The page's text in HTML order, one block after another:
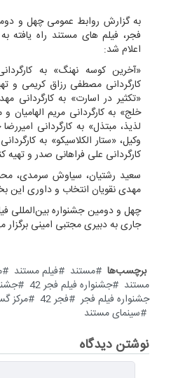
به گزارش روابط عمومی چهل و
فجر، فیلم های مستند راه
اعلام شد:
«آخرین کوسه نهنگ» به
کارگردانی مصطفی رزاق کریمی و
«تکثیر در اسارت» به کارگردانی
خلج» به کارگردانی مریم
لذیذ، مبتذل» به کارگردانی
وکیل، «ستار الکلاسیکو» به
کارگردانی علی فراهانی صدر و تهیه
سعید رشتیان، سیاوش سرمدی،
مهدی نقویان انتخاب و داوری این
جاری به دبیری مجتبی امینی
برچسب‌ها مستند فیلم مستند
مستند
جشنواره فیلم فجر 42
جشنواره فیلم فجر
فجر 42
مرکز
سینمای مستند
نوشتن دیدگاه